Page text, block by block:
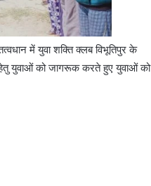
में युवा शक्ति क्लब विभूतिपुर के
युवाओं को जागरूक करते हुए युवाओं को